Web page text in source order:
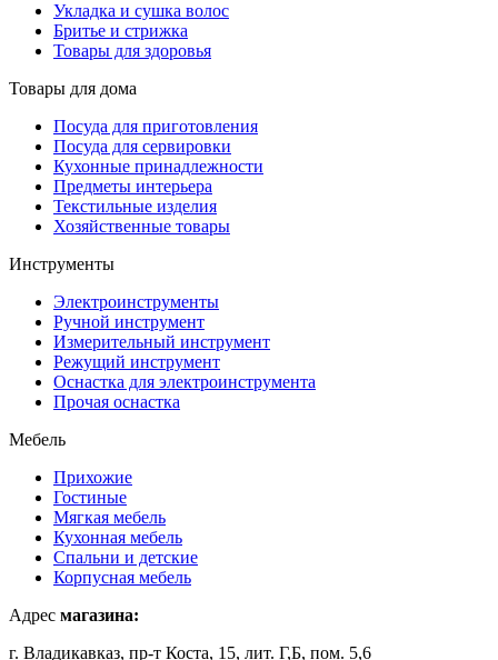
Укладка и сушка волос
Бритье и стрижка
Товары для здоровья
Товары для дома
Посуда для приготовления
Посуда для сервировки
Кухонные принадлежности
Предметы интерьера
Текстильные изделия
Хозяйственные товары
Инструменты
Электроинструменты
Ручной инструмент
Измерительный инструмент
Режущий инструмент
Оснастка для электроинструмента
Прочая оснастка
Мебель
Прихожие
Гостиные
Мягкая мебель
Кухонная мебель
Спальни и детские
Корпусная мебель
Адрес магазина:
г. Владикавказ, пр-т Коста, 15, лит. Г,Б, пом. 5,6